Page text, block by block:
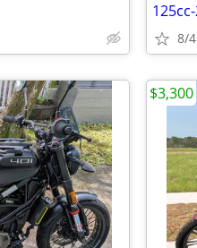
8/4
$3,300